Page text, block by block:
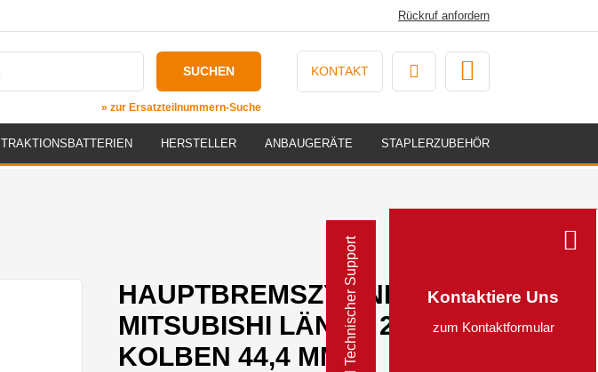
Rückruf anfordern
Technischer Support Kontaktiere Uns
zum Kontaktformular
SUCHEN
» zur Ersatzteilnummern-Suche
KONTAKT
TRAKTIONSBATTERIEN HERSTELLER ANBAUGERÄTE STAPLERZUBEHÖR
HAUPTBREMSZYLINDER FÜR
MITSUBISHI LÄNGE 203 MM Ø
KOLBEN 44,4 MM